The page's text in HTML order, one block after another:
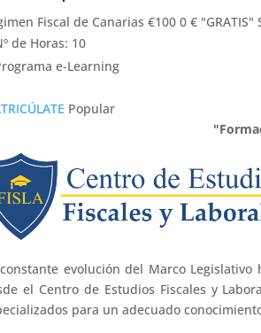
Fiscal de Canarias €100 0 €
de Horas: 10
e-Learning
Popular
evolución del Marco
el Centro de Estudios Fiscales y
para un adecuado